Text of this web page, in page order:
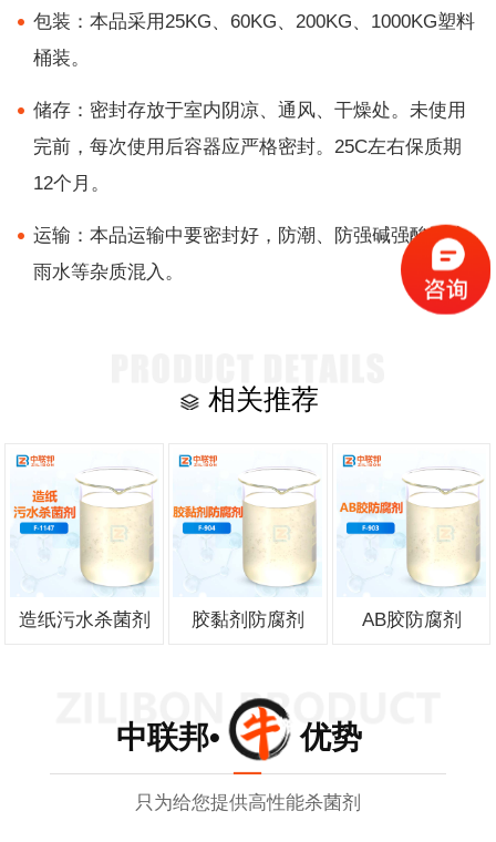
包装：本品采用25KG、60KG、200KG、1000KG塑料
桶装。
储存：密封存放于室内阴凉、通风、干燥处。未使用
完前，每次使用后容器应严格密封。25C左右保质期
12个月。
运输：本品运输中要密封好，防潮、防强碱强酸及防
雨水等杂质混入。
相关推荐
造纸污水杀菌剂 胶黏剂防腐剂 AB胶防腐剂
中联邦• 优势
只为给您提供高性能杀菌剂